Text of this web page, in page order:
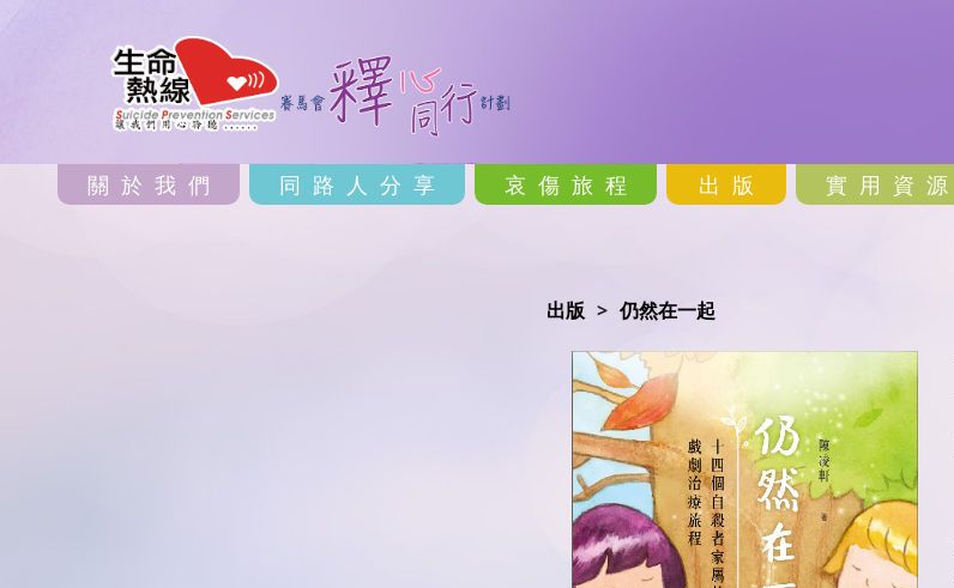
關於我們 同路人分享 哀傷旅程 出版 實用資源
出版 仍然在一起